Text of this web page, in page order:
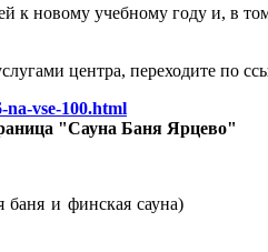
к новому учебному году и, в
центра, переходите по
na-vse-100.html
"Сауна Баня Ярцево"
и финская сауна)